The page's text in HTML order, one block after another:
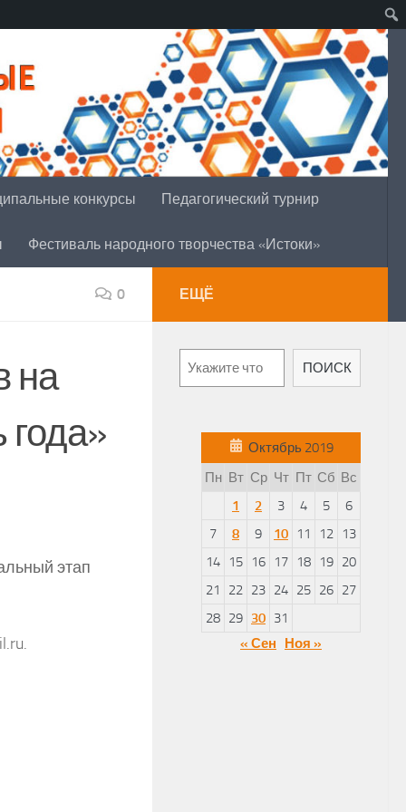
конкурсы Педагогический турнир
Фестиваль народного творчества «Истоки»
0
на
года»
этап
ЕЩЁ
Поиск
ПОИСК
Октябрь 2019
Пн Вт Ср Чт Пт Сб Вс
1
2 3 4 5
6
7
8 9 10 11 12
13
14
15 16 17 18 19 20
21
22 23 24 25 26 27
28 29 30 31
« Сен
Ноя »